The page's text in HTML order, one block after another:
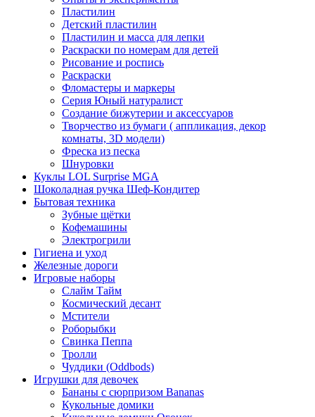
Пластилин
Детский пластилин
Пластилин и масса для лепки
Раскраски по номерам для детей
Рисование и роспись
Раскраски
Фломастеры и маркеры
Серия Юный натуралист
Создание бижутерии и аксессуаров
Творчество из бумаги ( аппликация, декор
комнаты, 3D модели)
Фреска из песка
Шнуровки
Куклы LOL Surprise MGA
Шоколадная ручка Шеф-Кондитер
Бытовая техника
Зубные щётки
Кофемашины
Электрогрили
Гигиена и уход
Железные дороги
Игровые наборы
Слайм Тайм
Космический десант
Мстители
Роборыбки
Свинка Пеппа
Тролли
Чуддики (Oddbods)
Игрушки для девочек
Бананы с сюрпризом Bananas
Кукольные домики